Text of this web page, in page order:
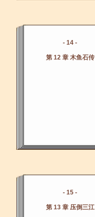
- 14 -
第 12 章 木鱼石传
- 15 -
第 13 章 压倒三江